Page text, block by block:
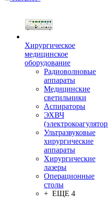
Хирургическое
медицинское
оборудование
Радиоволновые
аппараты
Медицинские
светильники
Аспираторы
ЭХВЧ
Ультразвуковые
хирургические
аппараты
Хирургические
лазеры
Операционные
столы
+ ЕЩЕ 4